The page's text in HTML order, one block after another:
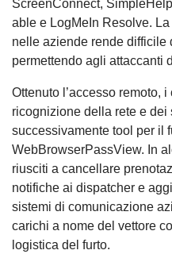
ScreenConnect,
able e LogMeIn Resolve.
nelle aziende rende difficile
permettendo agli attaccanti
Ottenuto l’accesso remoto,
ricognizione della rete e
successivamente tool per il
WebBrowserPassView. In
riusciti a cancellare
notifiche ai dispatcher e
sistemi di comunicazione
carichi a nome del vettore
logistica del furto.